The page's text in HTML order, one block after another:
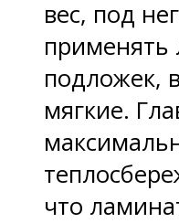
вес, под
подложек,
мягкие.
что